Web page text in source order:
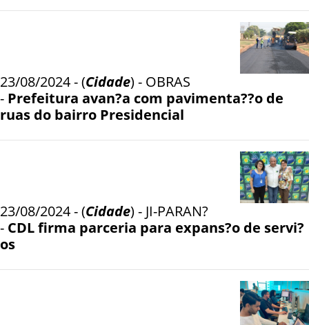
23/08/2024 - (Cidade) - OBRAS
- Prefeitura avan?a com pavimenta??o de
ruas do bairro Presidencial
23/08/2024 - (Cidade) - JI-PARAN?
- CDL firma parceria para expans?o de servi?
os